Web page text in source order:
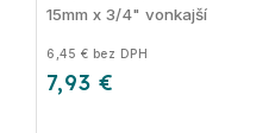
6,45 € bez DPH
7,93 €
15mm x 3/4"